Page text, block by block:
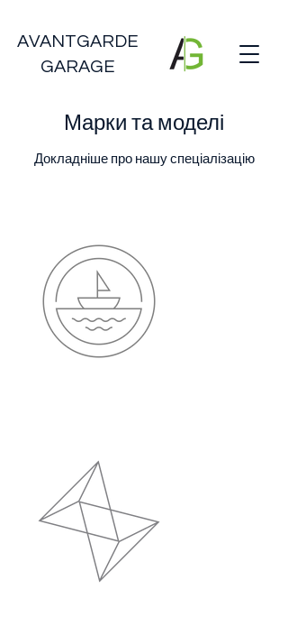
AVANTGARDE
GARAGE
Марки та моделі
Докладніше про нашу спеціалізацію